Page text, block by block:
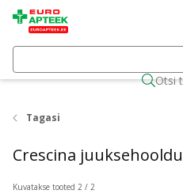
Otsi
Tagasi
Crescina
Kuvatakse tooted 2 / 2